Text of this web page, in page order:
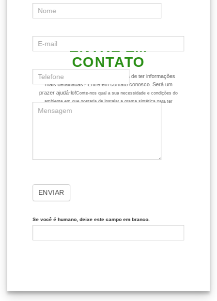
ENTRE EM
CONTATO
Ficou com alguma dúvida ou gostaria de ter informações
mais detalhadas? Entre em contato conosco. Será um
prazer ajudá-lo!Conte-nos qual a sua necessidade e condições do
ambiente em que gostaria de instalar a grama sintética para ter
dicas mais assertivas sobre o produto.
ENVIAR
Se você é humano, deixe este campo em branco.